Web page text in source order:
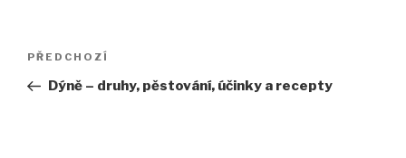
Navigace
příspěvek
Předchozí
příspěvek
PŘEDCHOZÍ
Dýně – druhy, pěstování, účinky a recepty